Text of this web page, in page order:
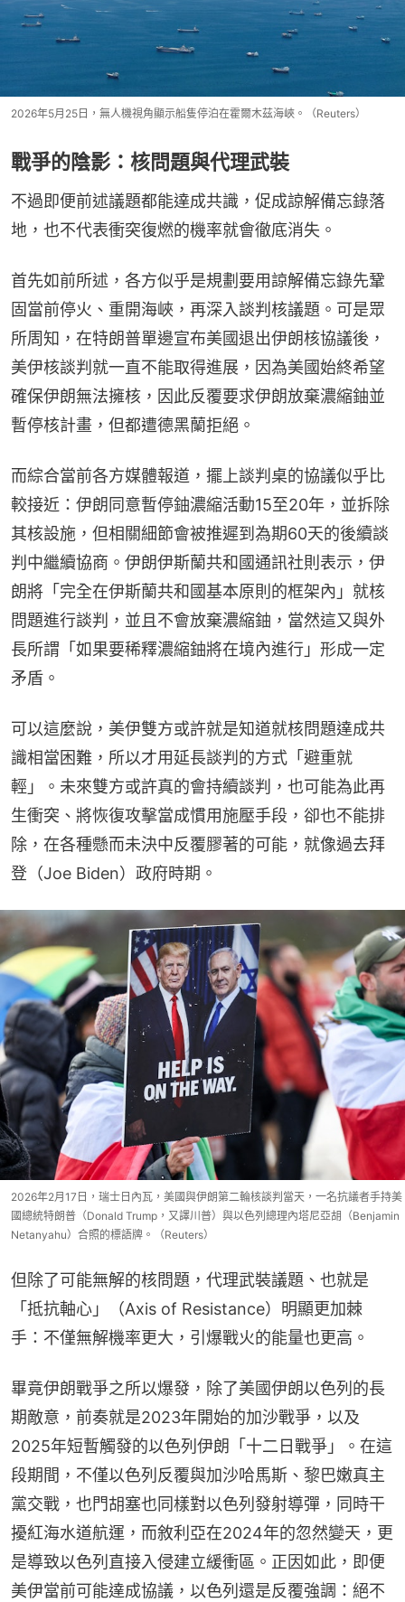
2026年5月25日，無人機視角顯示船隻停泊在霍爾木茲海峽。（Reuters）
戰爭的陰影：核問題與代理武裝
不過即便前述議題都能達成共識，促成諒解備忘錄落
地，也不代表衝突復燃的機率就會徹底消失。
首先如前所述，各方似乎是規劃要用諒解備忘錄先鞏
固當前停火、重開海峽，再深入談判核議題。可是眾
所周知，在特朗普單邊宣布美國退出伊朗核協議後，
美伊核談判就一直不能取得進展，因為美國始終希望
確保伊朗無法擁核，因此反覆要求伊朗放棄濃縮鈾並
暫停核計畫，但都遭德黑蘭拒絕。
而綜合當前各方媒體報道，擺上談判桌的協議似乎比
較接近：伊朗同意暫停鈾濃縮活動15至20年，並拆除
其核設施，但相關細節會被推遲到為期60天的後續談
判中繼續協商。伊朗伊斯蘭共和國通訊社則表示，伊
朗將「完全在伊斯蘭共和國基本原則的框架內」就核
問題進行談判，並且不會放棄濃縮鈾，當然這又與外
長所謂「如果要稀釋濃縮鈾將在境內進行」形成一定
矛盾。
可以這麼說，美伊雙方或許就是知道就核問題達成共
識相當困難，所以才用延長談判的方式「避重就
輕」。未來雙方或許真的會持續談判，也可能為此再
生衝突、將恢復攻擊當成慣用施壓手段，卻也不能排
除，在各種懸而未決中反覆膠著的可能，就像過去拜
登（Joe Biden）政府時期。
2026年2月17日，瑞士日內瓦，美國與伊朗第二輪核談判當天，一名抗議者手持美
國總統特朗普（Donald Trump，又譯川普）與以色列總理內塔尼亞胡（Benjamin
Netanyahu）合照的標語牌。（Reuters）
但除了可能無解的核問題，代理武裝議題、也就是
「抵抗軸心」（Axis of Resistance）明顯更加棘
手：不僅無解機率更大，引爆戰火的能量也更高。
畢竟伊朗戰爭之所以爆發，除了美國伊朗以色列的長
期敵意，前奏就是2023年開始的加沙戰爭，以及
2025年短暫觸發的以色列伊朗「十二日戰爭」。在這
段期間，不僅以色列反覆與加沙哈馬斯、黎巴嫩真主
黨交戰，也門胡塞也同樣對以色列發射導彈，同時干
擾紅海水道航運，而敘利亞在2024年的忽然變天，更
是導致以色列直接入侵建立緩衝區。正因如此，即便
美伊當前可能達成協議，以色列還是反覆強調：絕不